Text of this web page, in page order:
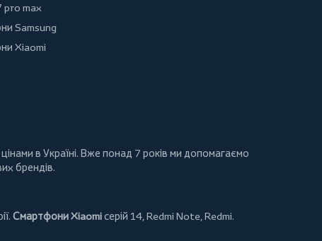
pro max
Samsung
Xiaomi
в Україні. Вже понад 7 років ми допомагаємо
брендів.
Смартфони Xiaomiсерій 14, Redmi Note, Redmi.